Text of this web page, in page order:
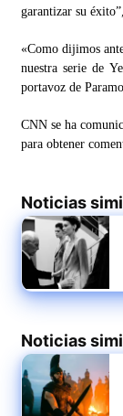
garantizar su
«Como dijimos
nuestra serie de
portavoz de
CNN se ha
para obtener
Noticias
Noticias